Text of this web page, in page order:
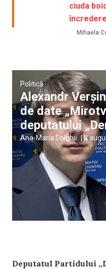
ciuda
Mihaela
Politică
Alexandr
de date
deputatului
Ana-Maria Dolghii | 8
Deputatul Partidului